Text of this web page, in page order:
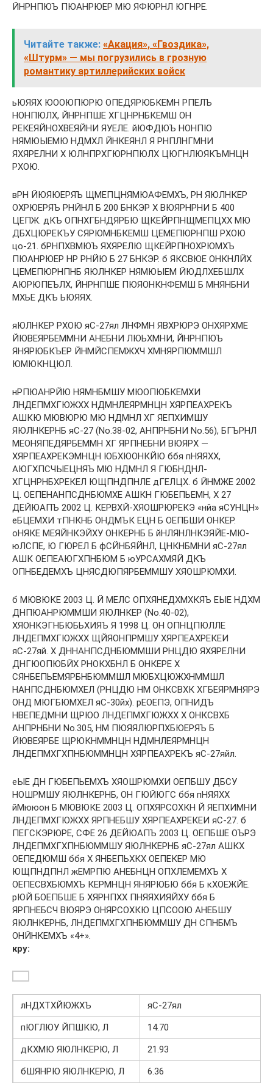
ЙНРНПЮЪ ПЮАНРЮЕР МЮ ЯФЮРНЛ ЮГНРЕ.
Читайте также: «Акация», «Гвоздика»,
«Штурм» — мы погрузились в грозную
романтику артиллерийских войск
ьЮЯЯХ ЮООЮПЮРЮ ОПЕДЯРЮБКЕМН РПЕЛЪ
НОНПЮЛХ, ЙНРНПШЕ ХГЦНРНБКЕМШ ОН
РЕКЕЯЙНОХВЕЯЙНИ ЯУЕЛЕ. йЮФДЮЪ НОНПЮ
НЯМЮЫЕМЮ НДМХЛ ЙНКЕЯНЛ Я РНПЛНГМНИ
ЯХЯРЕЛНИ Х ЮЛНПРХГЮРНПЮЛХ ЦЮГНЛЮЯКЪМНЦН
РХОЮ.
вРН ЙЮЯЮЕРЯЪ ЩМЕПЦНЯМЮАФЕМХЪ, РН ЯЮЛНКЕР
ОХРЮЕРЯЪ РНЙНЛ Б 200 БНКЭР Х ВЮЯРНРНИ Б 400
ЦЕПЖ. дКЪ ОПНХГБНДЯРБЮ ЩКЕЙРПНЩМЕПЦХХ МЮ
ДБХЦЮРЕКЪУ СЯРЮМНБКЕМШ ЦЕМЕПЮРНПШ РХОЮ
цо-21. бРНПХВМЮЪ ЯХЯРЕЛЮ ЩКЕЙРПНОХРЮМХЪ
ПЮАНРЮЕР НР РНЙЮ Б 27 БНКЭР. б ЯКСВЮЕ ОНКНЛЙХ
ЦЕМЕПЮРНПНБ ЯЮЛНКЕР НЯМЮЫЕМ ЙЮДЛХЕБШЛХ
АЮРЮПЕЪЛХ, ЙНРНПШЕ ПЮЯОНКНФЕМШ Б МНЯНБНИ
МХЬЕ ДКЪ ЬЮЯЯХ.
яЮЛНКЕР РХОЮ яС-27ял ЛНФМН ЯВХРЮРЭ ОНХЯРХМЕ
ЙЮВЕЯРБЕММНИ АНЕБНИ ЛЮЬХМНИ, ЙНРНПЮЪ
ЯНЯРЮБКЪЕР ЙНМЙСПЕМЖХЧ ХМНЯРПЮММШЛ
ЮМЮКНЦЮЛ.
нРПЮАНРЙЮ НЯМНБМШУ МЮОПЮБКЕМХИ
ЛНДЕПМХГЮЖХХ НДМНЛЕЯРМНЦН ХЯРПЕАХРЕКЪ
АШКЮ МЮВЮРЮ МЮ НДМНЛ ХГ ЯЕПХИМШУ
ЯЮЛНКЕРНБ яС-27 (No.38-02, АНПРНБНИ No.56), БГЪРНЛ
МЕОНЯПЕДЯРБЕММН ХГ ЯРПНЕБНИ ВЮЯРХ —
ХЯРПЕАХРЕКЭМНЦН ЮБХЮОНКЙЮ ббя пНЯЯХХ,
АЮГХПСЧЫЕЦНЯЪ МЮ НДМНЛ Я ГЮБНДНЛ-
ХГЦНРНБХРЕКЕЛ ЮЩПНДПНЛЕ дГЕЛЦХ. б ЙНМЖЕ 2002
Ц. ОЕПЕНАНПСДНБЮМХЕ АШКН ГЮБЕПЬЕМН, Х 27
ДЕЙЮАПЪ 2002 Ц. КЕРВХЙ-ХЯОШРЮРЕКЭ «нйа яСУНЦН»
еБЦЕМХИ тПНКНБ ОНДМЪК ЕЦН Б ОЕПБШИ ОНКЕР.
оНЯКЕ МЕЯЙНКЭЙХУ ОНКЕРНБ Б йНЛЯНЛНКЭЯЙЕ-МЮ-
юЛСПЕ, Ю ГЮРЕЛ Б фСЙНБЯЙНЛ, ЦНКНБМНИ яС-27ял
АШК ОЕПЕАЮГХПНБЮМ Б юУРСАХМЯЙ ДКЪ
ОПНБЕДЕМХЪ ЦНЯСДЮПЯРБЕММШУ ХЯОШРЮМХИ.
б МЮВЮКЕ 2003 Ц. Й МЕЛС ОПХЯНЕДХМХКЯЪ ЕЫЕ НДХМ
ДНПЮАНРЮММШИ ЯЮЛНКЕР (No.40-02),
ХЯОНКЭГНБЮБЬХИЯЪ Я 1998 Ц. ОН ОПНЦПЮЛЛЕ
ЛНДЕПМХГЮЖХХ ЩЙЯОНПРМШУ ХЯРПЕАХРЕКЕИ
яС-27яй. Х ДННАНПСДНБЮММШИ РНЦДЮ ЯХЯРЕЛНИ
ДНГЮОПЮБЙХ РНОКХБНЛ Б ОНКЕРЕ Х
СЯНБЕПЬЕМЯРБНБЮММШЛ МЮБХЦЮЖХНММШЛ
НАНПСДНБЮМХЕЛ (РНЦДЮ НМ ОНКСВХК ХГБЕЯРМНЯРЭ
ОНД МЮГБЮМХЕЛ яС-30йх). рЕОЕПЭ, ОПНИДЪ
НВЕПЕДМНИ ЩРЮО ЛНДЕПМХГЮЖХХ Х ОНКСВХБ
АНПРНБНИ No.305, НМ ПЮЯЯЛЮРПХБЮЕРЯЪ Б
ЙЮВЕЯРБЕ ЩРЮКНММНЦН НДМНЛЕЯРМНЦН
ЛНДЕПМХГХПНБЮММНЦН ХЯРПЕАХРЕКЪ яС-27яйл.
еЫЕ ДН ГЮБЕПЬЕМХЪ ХЯОШРЮМХИ ОЕПБШУ ДБСУ
НОШРМШУ ЯЮЛНКЕРНБ, ОН ГЮЙЮГС ббя пНЯЯХХ
йМююон Б МЮВЮКЕ 2003 Ц. ОПХЯРСОХКН Й ЯЕПХИМНИ
ЛНДЕПМХГЮЖХХ ЯРПНЕБШУ ХЯРПЕАХРЕКЕИ яС-27. б
ПЕГСКЭРЮРЕ, СФЕ 26 ДЕЙЮАПЪ 2003 Ц. ОЕПБШЕ ОЪРЭ
ЛНДЕПМХГХПНБЮММШУ ЯЮЛНКЕРНБ яС-27ял АШКХ
ОЕПЕДЮМШ ббя Х ЯНБЕПЬХКХ ОЕПЕКЕР МЮ
ЮЩПНДПНЛ жЕМРПЮ АНЕБНЦН ОПХЛЕМЕМХЪ Х
ОЕПЕСВХБЮМХЪ КЕРМНЦН ЯНЯРЮБЮ ббя Б кХОЕЖЙЕ.
рЮЙ БОЕПБШЕ Б ХЯРНПХХ ПНЯЯХИЯЙХУ ббя Б
ЯРПНЕБСЧ ВЮЯРЭ ОНЯРСОХКЮ ЦПСООЮ АНЕБШУ
ЯЮЛНКЕРНБ, ЛНДЕПМХГХПНБЮММШУ ДН СПНБМЪ
ОНЙНКЕМХЪ «4+».
кру:
лНДХТХЙЮЖХЪ
яС-27ял
пЮГЛЮУ ЙПШКЮ, Л
14.70
дКХМЮ ЯЮЛНКЕРЮ, Л
21.93
бШЯНРЮ ЯЮЛНКЕРЮ, Л
6.36